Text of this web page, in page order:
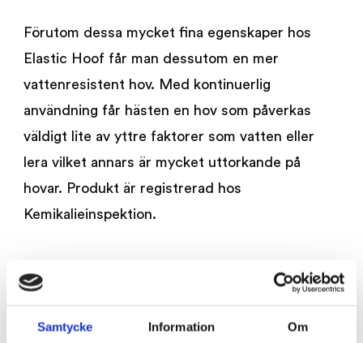
Samtycke Information Om
Förutom dessa mycket fina egenskaper hos
Elastic Hoof får man dessutom en mer
vattenresistent hov. Med kontinuerlig
användning får hästen en hov som påverkas
väldigt lite av yttre faktorer som vatten eller
lera vilket annars är mycket uttorkande på
hovar. Produkt är registrerad hos
Kemikalieinspektion.
RELATERADE PRODUKTER